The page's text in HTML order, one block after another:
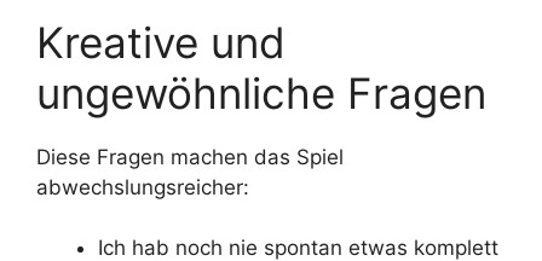
Kreative und
ungewöhnliche Fragen
Diese Fragen machen das Spiel
abwechslungsreicher:
Ich hab noch nie spontan etwas komplett